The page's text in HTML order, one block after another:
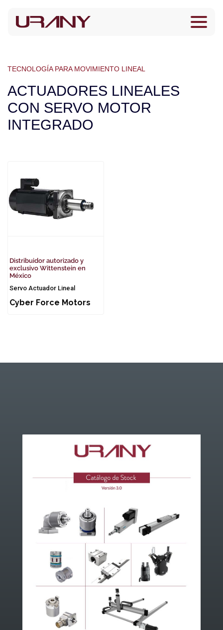
TECNOLOGÍA PARA MOVIMIENTO LINEAL
ACTUADORES LINEALES
CON SERVO MOTOR
INTEGRADO
Distribuidor autorizado y
exclusivo Wittenstein en
México
Servo Actuador Lineal
Cyber Force Motors